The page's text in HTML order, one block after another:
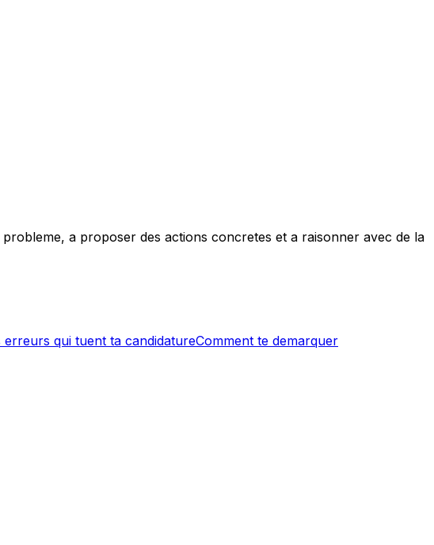
a proposer des actions concretes et a raisonner avec de la
erreurs qui tuent ta candidatureComment te demarquer